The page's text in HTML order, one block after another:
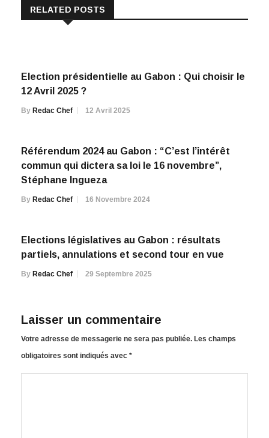
RELATED POSTS
Election présidentielle au Gabon : Qui choisir le
12 Avril 2025 ?
By Redac Chef 12 Avril 2025
Référendum 2024 au Gabon : “C’est l’intérêt
commun qui dictera sa loi le 16 novembre”,
Stéphane Ingueza
By Redac Chef 16 Novembre 2024
Elections législatives au Gabon : résultats
partiels, annulations et second tour en vue
By Redac Chef 29 Septembre 2025
Laisser un commentaire
Votre adresse de messagerie ne sera pas publiée. Les champs
obligatoires sont indiqués avec *